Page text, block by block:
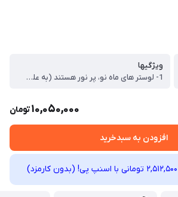
ویژگیها
1- لوستر های ماه نو، پر نور هستند (به علت ریسه با کیفیت لون استار - تراکم 200و در صورت سفارش تراکم 220 و دولاین نوری) ، 2- ورق استیل تایوانی آیینه ای (مات نیست) ، 3- کریستال درجه یک (برخی از کریستال درجه دو استفاده میکنند) ، 4- خرید از تولیدی دارای مجوز تولید (کارگاههایی که مجوز تولید ندارند تحت استاندارد تولید نمی کنند و ضمن نداشتن کیفیت لازم، تبعاتی نظیر سوختن و اتصالی و برق گرفتگی دارد)
10,050,000تومان
افزودن به سبدخرید